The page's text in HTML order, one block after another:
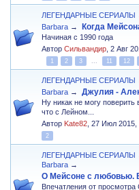
ЛЕГЕНДАРНЫЕ СЕРИАЛЫ
Barbara → Когда
Начиная с 1990 года
АвторСильвандир,2 Авг
1 2 3 11 12
ЛЕГЕНДАРНЫЕ СЕРИАЛЫ
Barbara → Джулия -
Ну никак не могу
что с Лейном...
Автор Kate82,27 Июл 2015,
2
ЛЕГЕНДАРНЫЕ СЕРИАЛЫ
Barbara →
О Мейсоне с любовью.
Впечатления от